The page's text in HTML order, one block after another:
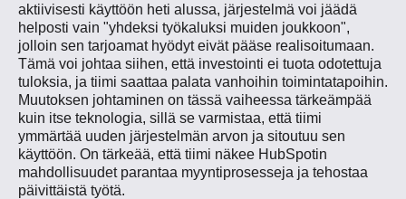
aktiivisesti käyttöön heti alussa, järjestelmä voi jäädä
helposti vain "yhdeksi työkaluksi muiden joukkoon",
jolloin sen tarjoamat hyödyt eivät pääse realisoitumaan.
Tämä voi johtaa siihen, että investointi ei tuota odotettuja
tuloksia, ja tiimi saattaa palata vanhoihin toimintatapoihin.
Muutoksen johtaminen on tässä vaiheessa tärkeämpää
kuin itse teknologia, sillä se varmistaa, että tiimi
ymmärtää uuden järjestelmän arvon ja sitoutuu sen
käyttöön. On tärkeää, että tiimi näkee HubSpotin
mahdollisuudet parantaa myyntiprosesseja ja tehostaa
päivittäistä työtä.